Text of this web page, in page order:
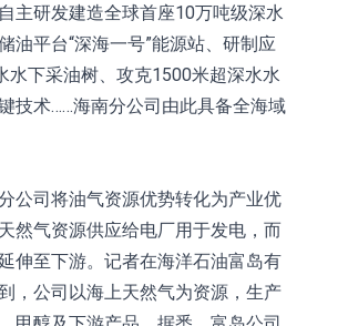
主研发建造全球首座10万吨级深水
油平台“深海一号”能源站、研制应
水下采油树、攻克1500米超深水水
技术……海南分公司由此具备全海域
公司将油气资源优势转化为产业优
然气资源供应给电厂用于发电，而
伸至下游。记者在海洋石油富岛有
，公司以海上天然气为资源，生产